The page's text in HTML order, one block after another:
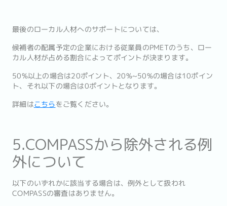
最後のローカル人材へのサポートについては、
候補者の配属予定の企業における従業員のPMETのうち、ロー
カル人材が占める割合によってポイントが決まります。
50%以上の場合は20ポイント、20%~50%の場合は10ポイン
ト、それ以下の場合は0ポイントとなります。
詳細はこちら をご覧ください。
5.COMPASSから除外される例
外について
以下のいずれかに該当する場合は、例外として扱われ
COMPASSの審査はありません。